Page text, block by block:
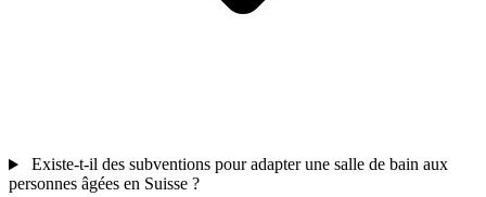
Existe-t-il des subventions pour adapter une salle de bain aux
personnes âgées en Suisse ?